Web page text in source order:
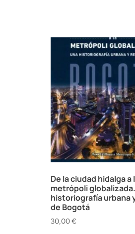
De la ciudad hidalga a
metrópoli
historiografía urbana
de Bogotá
30,00€